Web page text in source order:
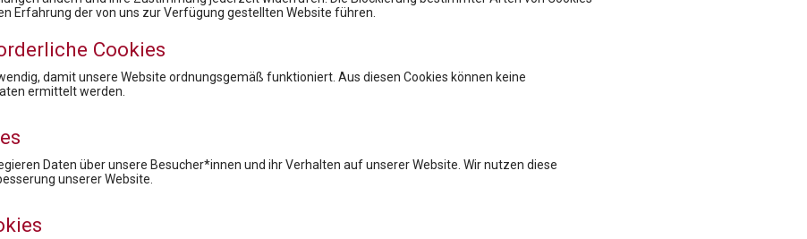
News
Virtual Health Care Symposium 2020
Market Access for you - Insider Know-how & Best Practice Modul 1
Veranstaltungen
Newsletteranmeldung
Erfahrung der von uns zur Verfügung gestellten Website führen.
Cookies
damit unsere Website ordnungsgemäß funktioniert. Aus diesen Cookies können keine
ermittelt werden.
Daten über unsere Besucher*innen und ihr Verhalten auf unserer Website. Wir nutzen diese
unserer Website.